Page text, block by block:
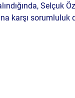
Selçuk
karşı